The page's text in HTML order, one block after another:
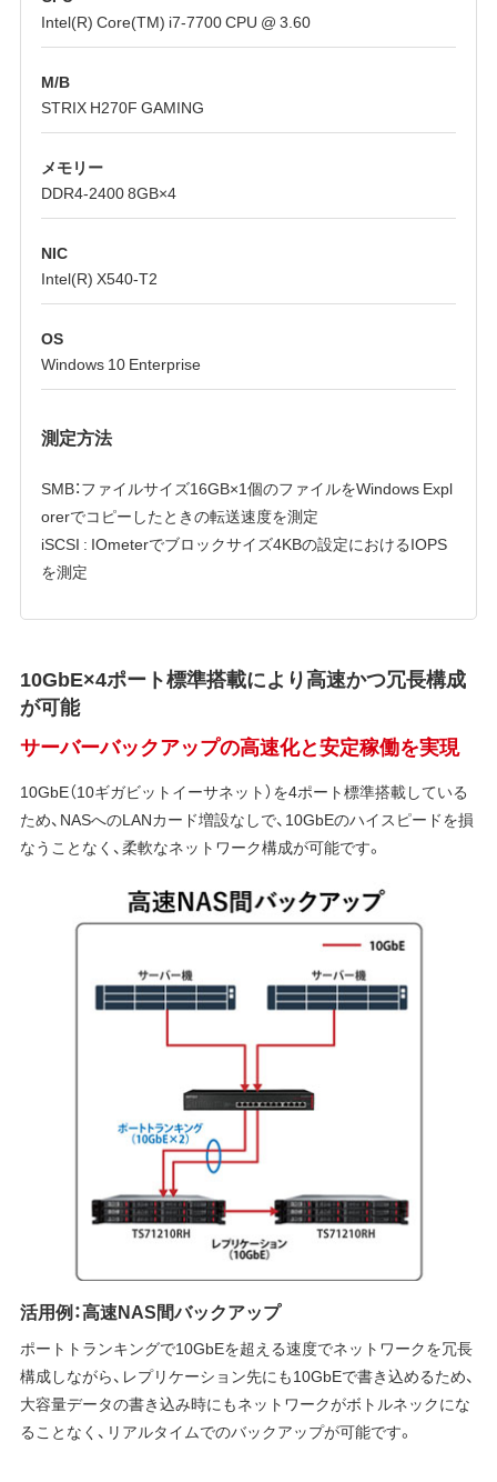
Intel(R) Core(TM) i7-7700 CPU @ 3.60
M/B
STRIX H270F GAMING
メモリー
DDR4-2400 8GB×4
NIC
Intel(R) X540-T2
OS
Windows 10 Enterprise
測定方法
SMB：ファイルサイズ16GB×1個のファイルをWindows Expl
orerでコピーしたときの転送速度を測定
iSCSI : IOmeterでブロックサイズ4KBの設定におけるIOPS
を測定
10GbE×4ポート標準搭載により高速かつ冗長構成
が可能
サーバーバックアップの高速化と安定稼働を実現
10GbE（10ギガビットイーサネット）を4ポート標準搭載している
ため、NASへのLANカード増設なしで、10GbEのハイスピードを損
なうことなく、柔軟なネットワーク構成が可能です。
活用例：高速NAS間バックアップ
ポートトランキングで10GbEを超える速度でネットワークを冗長
構成しながら、レプリケーション先にも10GbEで書き込めるため、
大容量データの書き込み時にもネットワークがボトルネックにな
ることなく、リアルタイムでのバックアップが可能です。